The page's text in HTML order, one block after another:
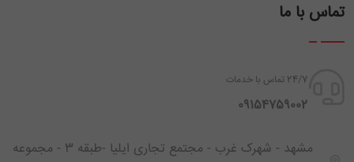
تماس با ما
24/7 تماس با خدمات
‪ 09154759002
مشهد - شهرک غرب - مجتمع تجاری ایلیا -طبقه 3 - مجموعه